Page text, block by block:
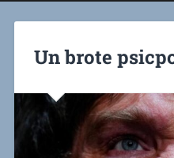
Un brote